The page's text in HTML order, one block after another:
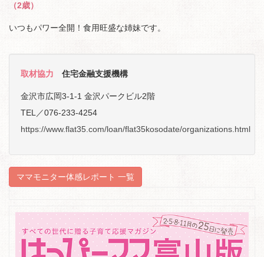
（2歳）
いつもパワー全開！食用旺盛な姉妹です。
取材協力 住宅金融支援機構
金沢市広岡3-1-1 金沢パークビル2階
TEL／076-233-4254
https://www.flat35.com/loan/flat35kosodate/organizations.html
ママモニター体感レポート 一覧